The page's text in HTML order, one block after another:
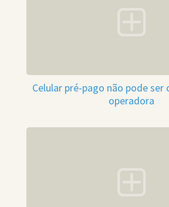
Celular pré-pago não pode ser
operadora